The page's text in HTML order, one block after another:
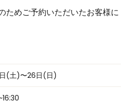
ためご予約いただいたお客様に
(土)〜26日(日)